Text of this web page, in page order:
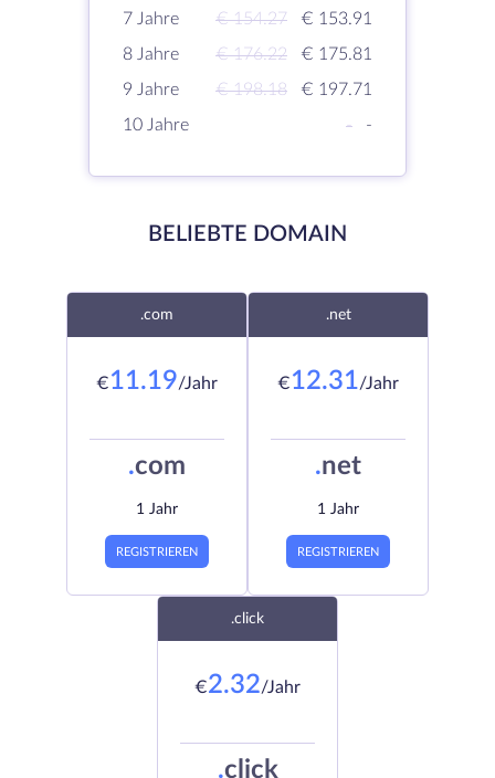
7 Jahre
€ 154.27
€ 153.91
8 Jahre
€ 176.22
€ 175.81
9 Jahre
€ 198.18
€ 197.71
10 Jahre
- -
BELIEBTE DOMAIN
.com
€11.19/Jahr
.com
1 Jahr
REGISTRIEREN
.net
€12.31/Jahr
.net
1 Jahr
REGISTRIEREN
.click
€2.32/Jahr
.click